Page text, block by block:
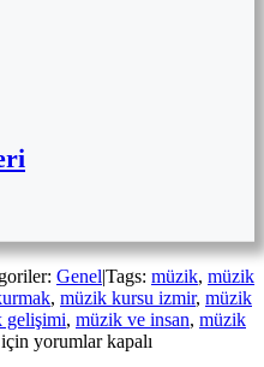
Genel|Tags: müzik, müzik
, müzik kursu izmir, müzik
gelişimi, müzik ve insan, müzik
yorumlar kapalı